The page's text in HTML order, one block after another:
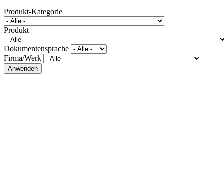
Produkt-Kategorie
Produkt
Dokumentensprache
Firma/Werk